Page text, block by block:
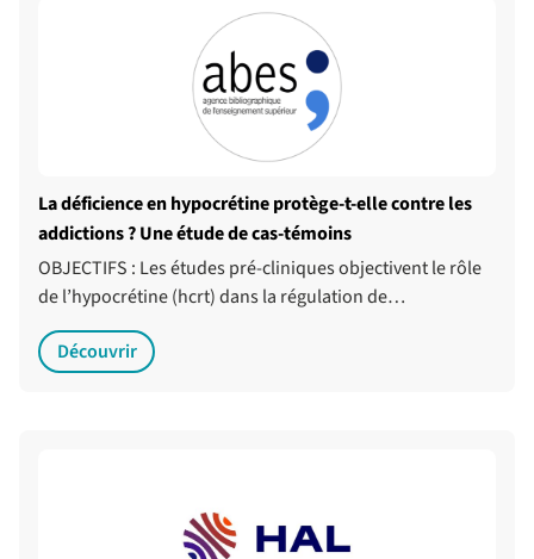
La déficience en hypocrétine protège-t-elle contre les
addictions ? Une étude de cas-témoins
OBJECTIFS : Les études pré-cliniques objectivent le rôle
de l’hypocrétine (hcrt) dans la régulation de…
Découvrir